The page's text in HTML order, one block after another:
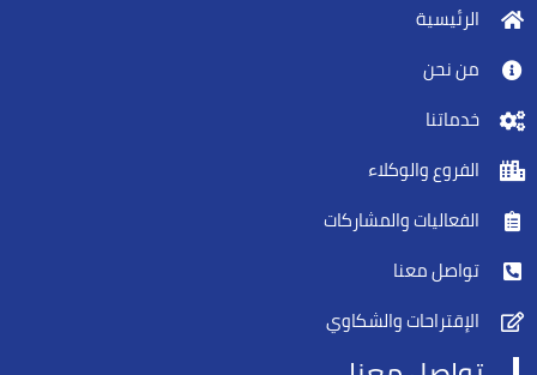
الرئيسية
من نحن
خدماتنا
الفروع والوكلاء
الفعاليات والمشاركات
تواصل معنا
الإقتراحات والشكاوي